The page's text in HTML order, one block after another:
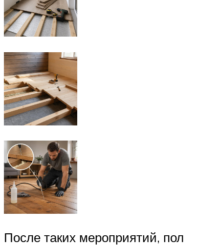
После таких мероприятий, пол